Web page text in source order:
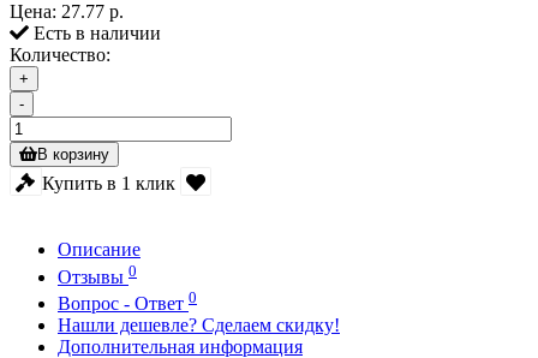
Цена: 27.77 р.
Есть в наличии
Количество:
+
-
В корзину
Купить в 1 клик
Описание
Отзывы 0
Вопрос - Ответ 0
Нашли дешевле? Сделаем скидку!
Дополнительная информация